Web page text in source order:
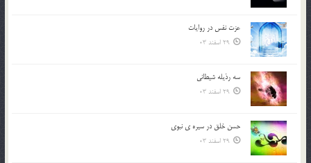
عزت نفس در روايات
29 اسفند 03
سه رذیله شیطانی
29 اسفند 03
حسن خلق در سيره ي نبوي
29 اسفند 03